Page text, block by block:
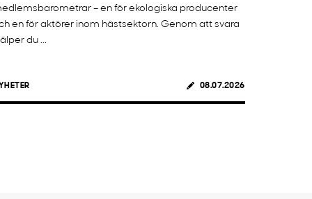
– en för ekologiska producenter
en för aktörer inom hästsektorn. Genom att svara
du ...
08.07.2026